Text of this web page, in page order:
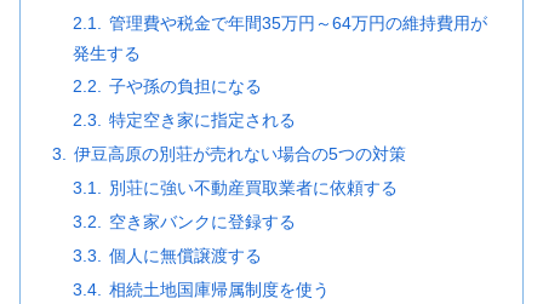
管理費や税金で年間35万円～64万円の維持費用が
発生する
子や孫の負担になる
特定空き家に指定される
伊豆高原の別荘が売れない場合の5つの対策
別荘に強い不動産買取業者に依頼する
空き家バンクに登録する
個人に無償譲渡する
相続土地国庫帰属制度を使う